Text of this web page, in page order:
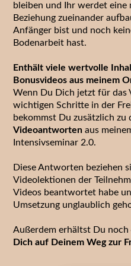
bleiben und Ihr werdet
Beziehung zueinander
Anfänger bist und noch
Bodenarbeit hast.
Enthält viele wertvolle
Bonusvideos aus meinem
Wenn Du Dich jetzt für das
wichtigen Schritte in der
bekommst Du zusätzlich zu
Videoantworten aus
Intensivseminar 2.0.
Diese Antworten beziehen
Videolektionen der
Videos beantwortet habe
Umsetzung unglaublich
Außerdem erhältst Du noch
Dich auf Deinem Wegzur